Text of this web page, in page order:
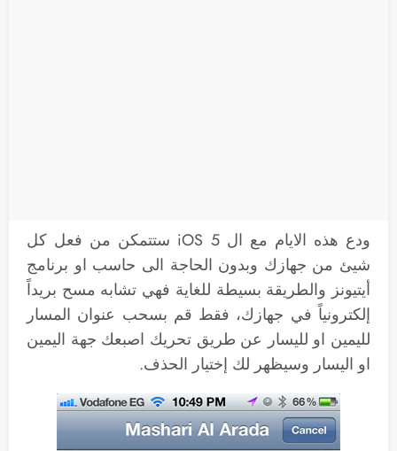
ودع هذه الايام مع ال iOS 5 ستتمكن من فعل كل
شيئ من جهازك وبدون الحاجة الى حاسب او برنامج
أيتيونز والطريقة بسيطة للغاية فهي تشابه مسح بريداً
إلكترونياً في جهازك، فقط قم بسحب عنوان المسار
لليمين او لليسار عن طريق تحريك اصبعك جهة اليمين
او اليسار وسيظهر لك إختيار الحذف.